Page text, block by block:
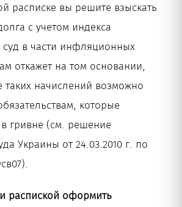
расписке вы решите взыскать
с учетом индекса
в части инфляционных
откажет на том основании,
таких начислений возможно
которые
гривне (см. решение
Украины от 24.03.2010 г. по
распиской оформить